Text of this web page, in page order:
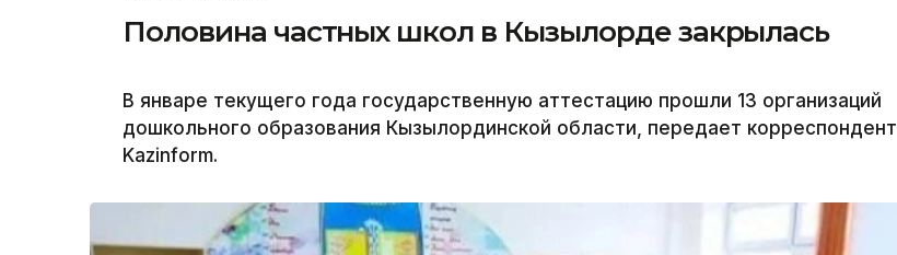
Половина частных школ в Кызылорде закрылась
В январе текущего года государственную аттестацию прошли 13 организаций
дошкольного образования Кызылординской области, передает корреспондент
Kazinform.